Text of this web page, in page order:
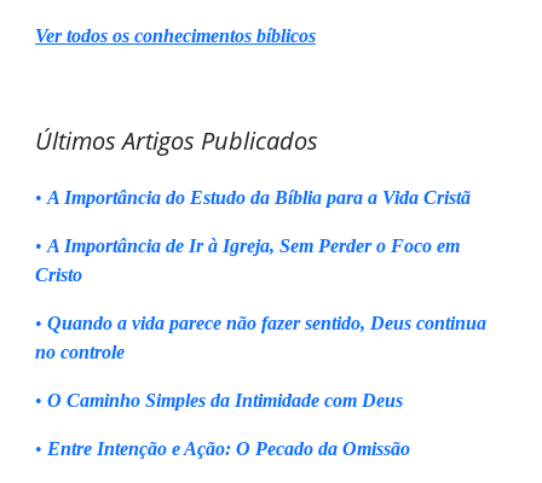
Ver todos os conhecimentos bíblicos
Últimos Artigos Publicados
• A Importância do Estudo da Bíblia para a Vida Cristã
• A Importância de Ir à Igreja, Sem Perder o Foco em
Cristo
• Quando a vida parece não fazer sentido, Deus continua
no controle
• O Caminho Simples da Intimidade com Deus
• Entre Intenção e Ação: O Pecado da Omissão